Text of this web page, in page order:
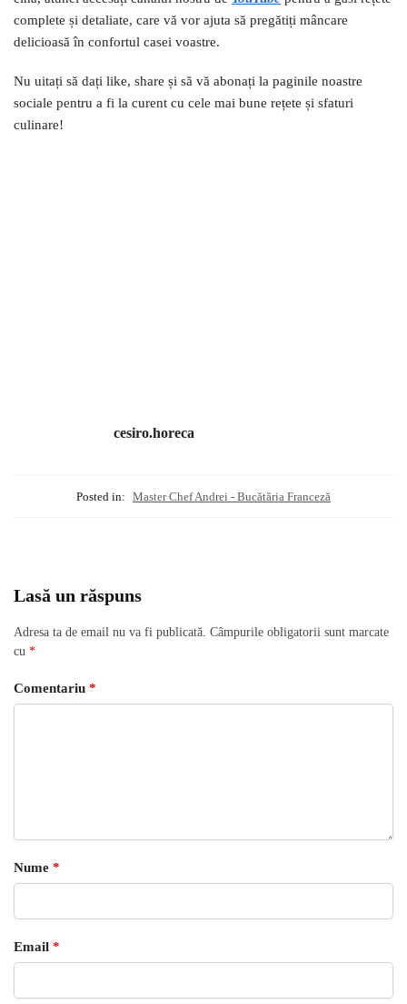
complete și detaliate, care vă vor ajuta să pregătiți mâncare
delicioasă în confortul casei voastre.
Nu uitați să dați like, share și să vă abonați la paginile noastre
sociale pentru a fi la curent cu cele mai bune rețete și sfaturi
culinare!
cesiro.horeca
Posted in: Master Chef Andrei - Bucătăria Franceză
Lasă un răspuns
Adresa ta de email nu va fi publicată. Câmpurile obligatorii sunt marcate
cu *
Comentariu *
Nume *
Email *